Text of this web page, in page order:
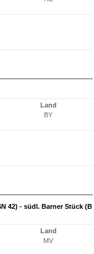
Land
BY
42) - südl. Barner Stück (B
Land
MV